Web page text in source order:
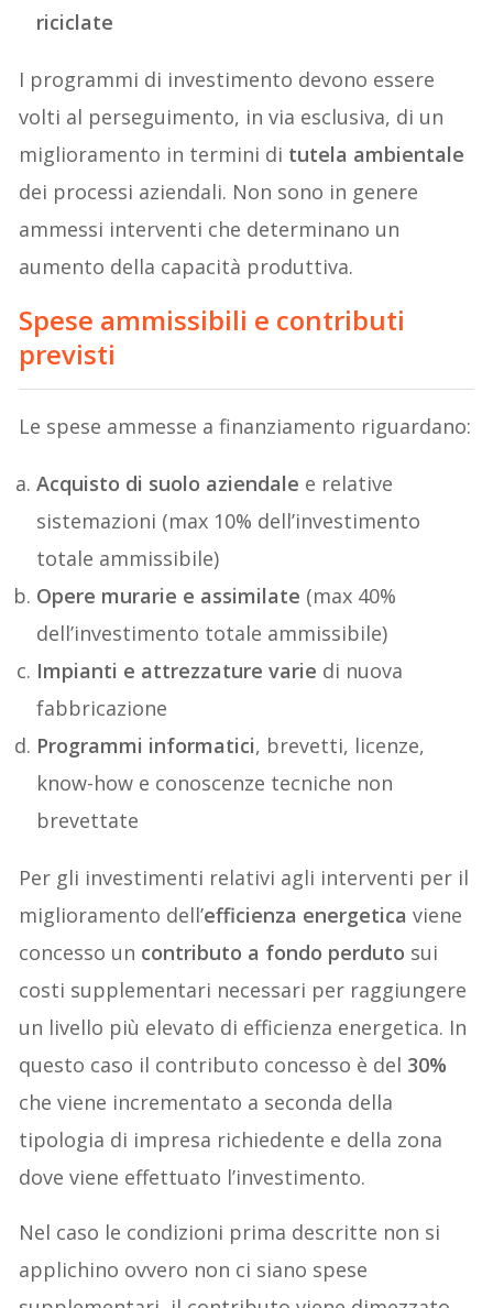
riciclate
I programmi di investimento devono essere
volti al perseguimento, in via esclusiva, di un
miglioramento in termini di tutela ambientale
dei processi aziendali. Non sono in genere
ammessi interventi che determinano un
aumento della capacità produttiva.
Spese ammissibili e contributi
previsti
Le spese ammesse a finanziamento riguardano:
Acquisto di suolo aziendale e relative
sistemazioni (max 10% dell’investimento
totale ammissibile)
Opere murarie e assimilate (max 40%
dell’investimento totale ammissibile)
Impianti e attrezzature varie di nuova
fabbricazione
Programmi informatici, brevetti, licenze,
know-how e conoscenze tecniche non
brevettate
Per gli investimenti relativi agli interventi per il
miglioramento dell’efficienza energetica viene
concesso un contributo a fondo perduto sui
costi supplementari necessari per raggiungere
un livello più elevato di efficienza energetica. In
questo caso il contributo concesso è del 30%
che viene incrementato a seconda della
tipologia di impresa richiedente e della zona
dove viene effettuato l’investimento.
Nel caso le condizioni prima descritte non si
applichino ovvero non ci siano spese